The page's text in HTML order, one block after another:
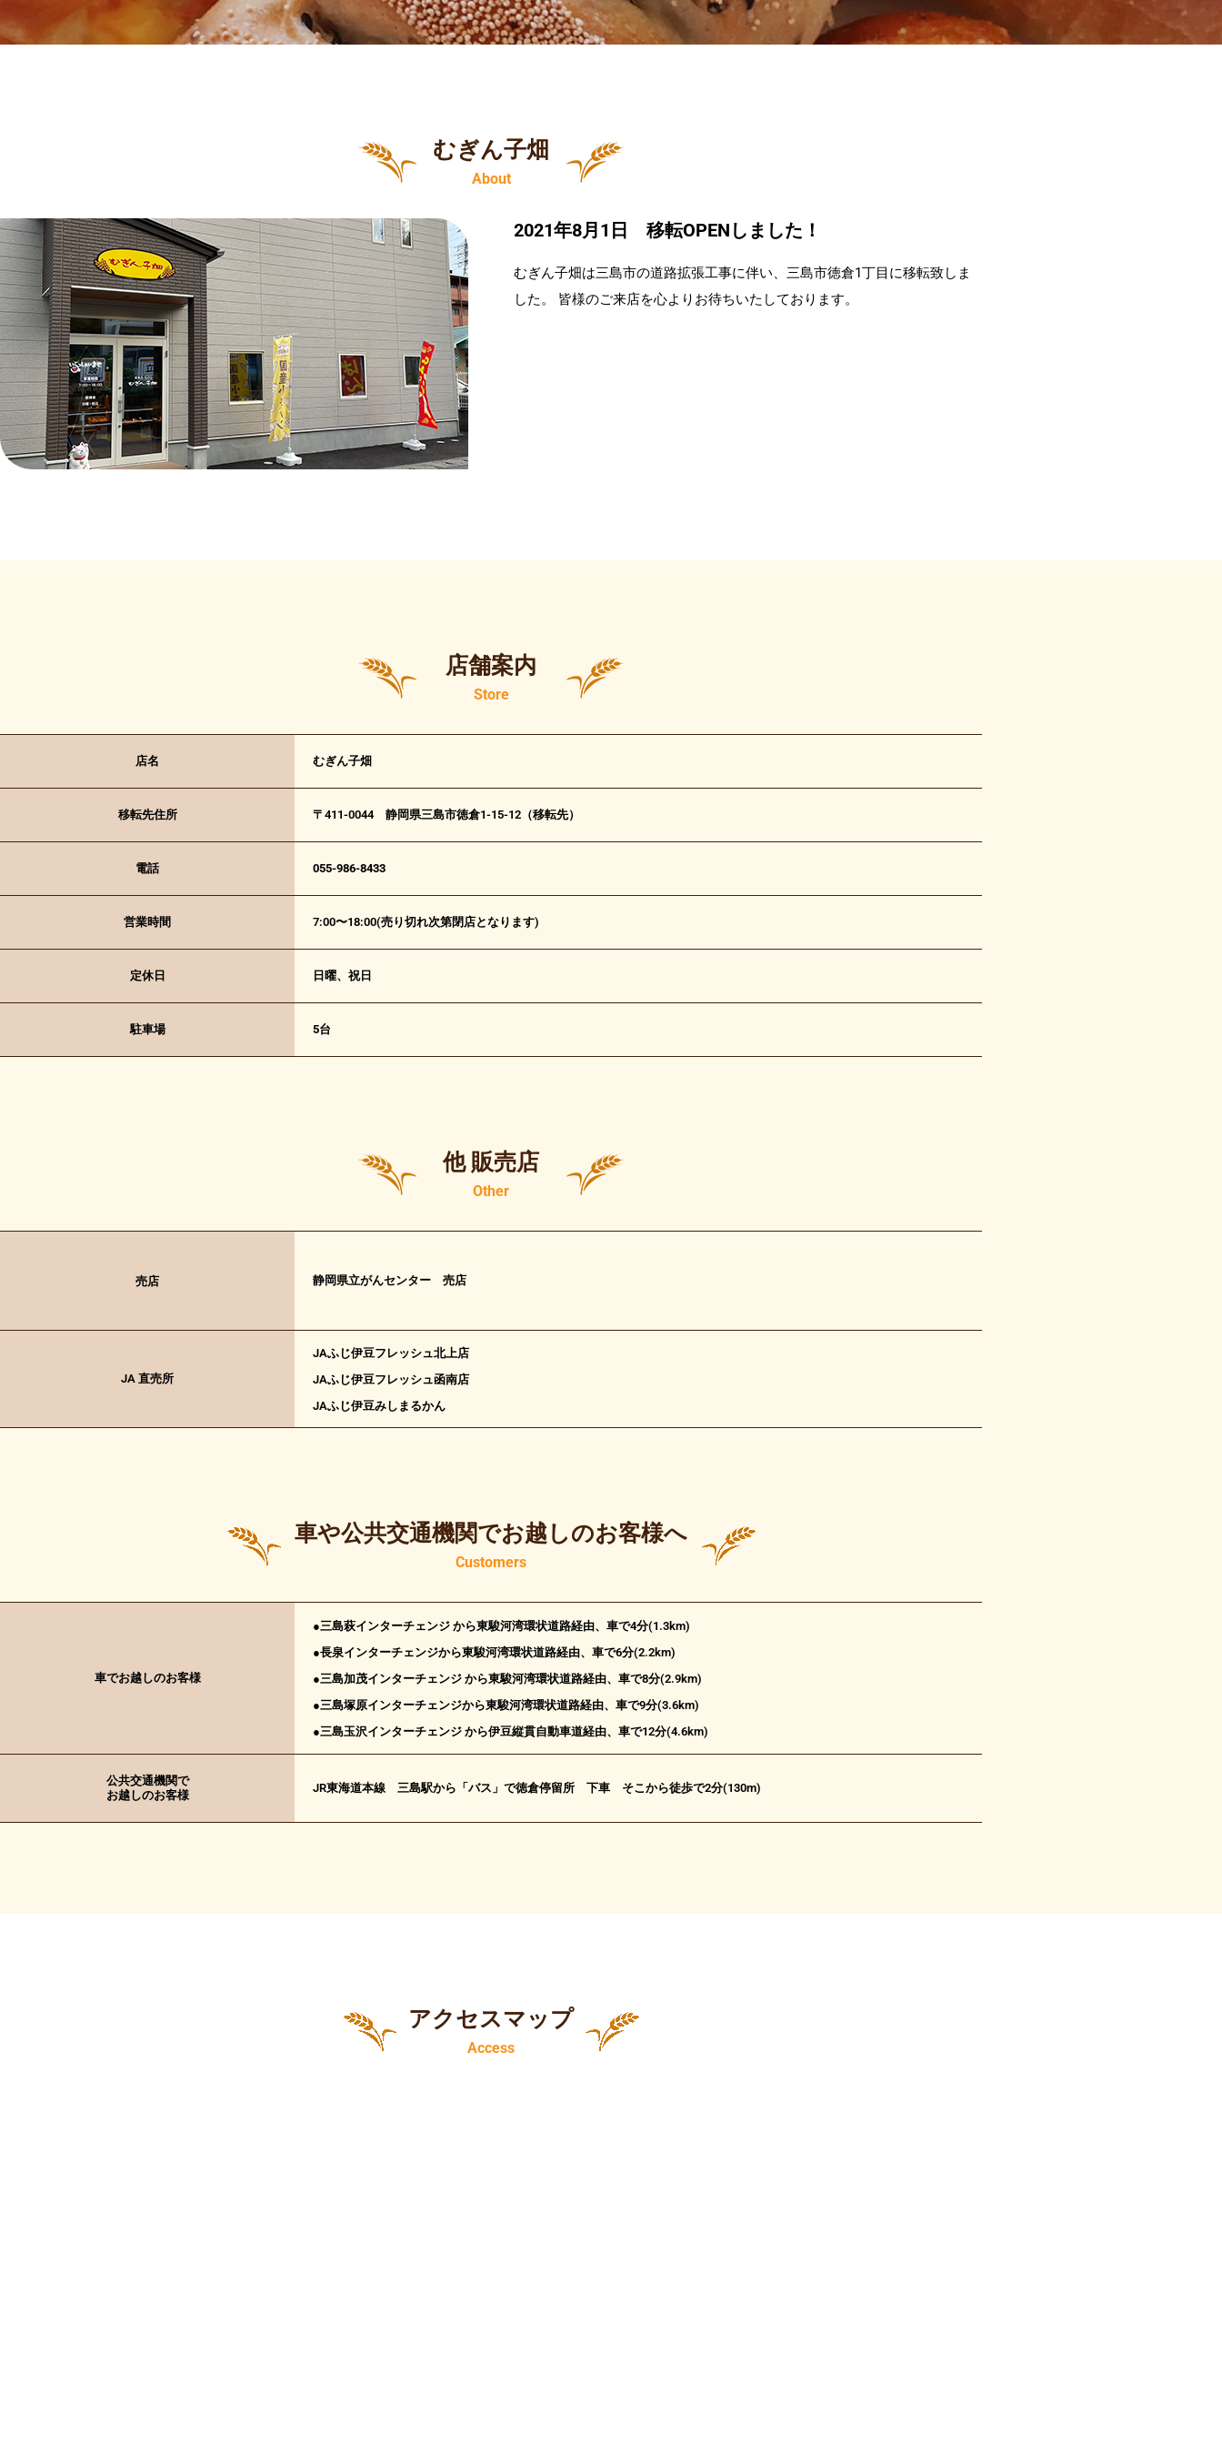
むぎん子畑
About
2021年8月1日 移転OPENしました！
むぎん子畑は三島市の道路拡張工事に伴い、三島市徳倉1丁目に移転致しま
した。 皆様のご来店を心よりお待ちいたしております。
店舗案内
Store
店名 むぎん子畑
移転先住所 〒411-0044 静岡県三島市徳倉1-15-12（移転先）
電話 055-986-8433
営業時間 7:00〜18:00(売り切れ次第閉店となります)
定休日 日曜、祝日
駐車場 5台
他 販売店
Other
売店 静岡県立がんセンター 売店
JA 直売所
JAふじ伊豆フレッシュ北上店
JAふじ伊豆フレッシュ函南店
JAふじ伊豆みしまるかん
車や公共交通機関でお越しのお客様へ
Customers
車でお越しのお客様
●三島萩インターチェンジ から東駿河湾環状道路経由、車で4分(1.3km)
●長泉インターチェンジから東駿河湾環状道路経由、車で6分(2.2km)
●三島加茂インターチェンジ から東駿河湾環状道路経由、車で8分(2.9km)
●三島塚原インターチェンジから東駿河湾環状道路経由、車で9分(3.6km)
●三島玉沢インターチェンジ から伊豆縦貫自動車道経由、車で12分(4.6km)
公共交通機関で
お越しのお客様
JR東海道本線 三島駅から「バス」で徳倉停留所 下車 そこから徒歩で2分(130m)
アクセスマップ
Access